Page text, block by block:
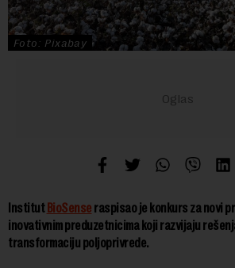
Foto: Pixabay
Institut BioSense raspisao je konkurs za novi
inovativnim preduzetnicima koji razvijaju
transformaciju poljoprivrede.